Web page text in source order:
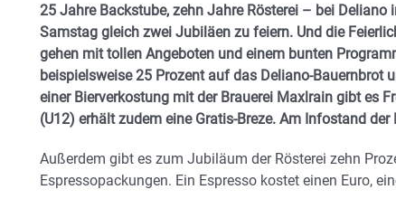
25 Jahre Backstube, zehn Jahre Rösterei – bei
Samstag gleich zwei Jubiläen zu feiern. Und die
gehen mit tollen Angeboten und einem bunten
beispielsweise 25 Prozent auf das Deliano-Bauernbrot
einer Bierverkostung mit der Brauerei Maxlrain gibt es
(U12) erhält zudem eine Gratis-Breze. Am Infostand
Außerdem gibt es zum Jubiläum der Rösterei zehn
Espressopackungen. Ein Espresso kostet einen Euro,